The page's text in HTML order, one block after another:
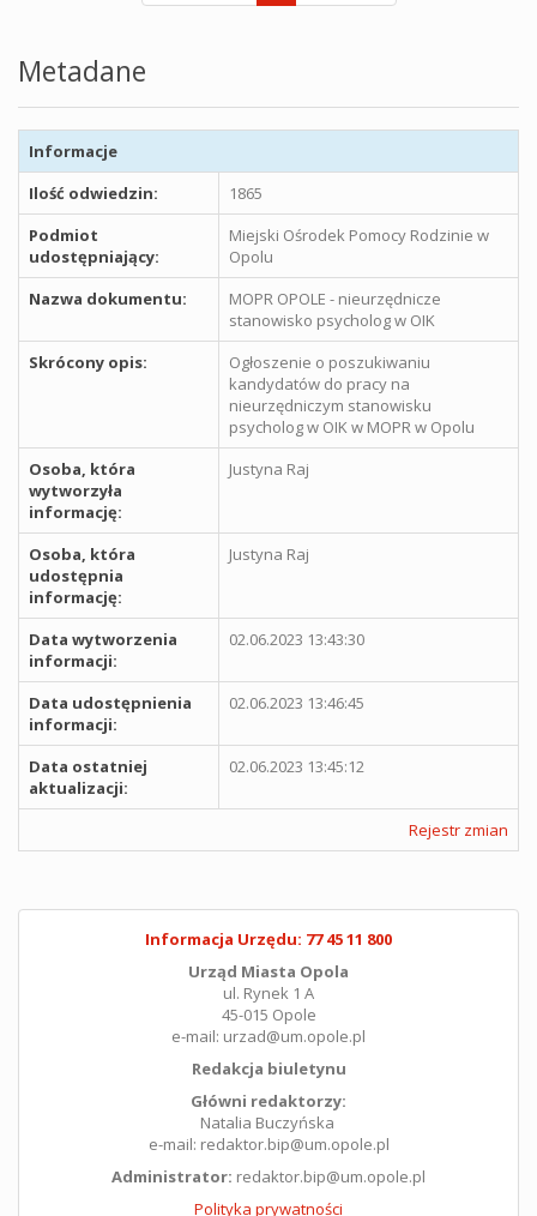
Metadane
Informacje
Ilość odwiedzin:
1865
Podmiot
udostępniający:
Miejski Ośrodek Pomocy Rodzinie w
Opolu
Nazwa dokumentu:
MOPR OPOLE - nieurzędnicze
stanowisko psycholog w OIK
Skrócony opis:
Ogłoszenie o poszukiwaniu
kandydatów do pracy na
nieurzędniczym stanowisku
psycholog w OIK w MOPR w Opolu
Osoba, która
wytworzyła
informację:
Justyna Raj
Osoba, która
udostępnia
informację:
Justyna Raj
Data wytworzenia
informacji:
02.06.2023 13:43:30
Data udostępnienia
informacji:
02.06.2023 13:46:45
Data ostatniej
aktualizacji:
02.06.2023 13:45:12
Rejestr zmian
Informacja Urzędu: 77 45 11 800
Urząd Miasta Opola
ul. Rynek 1 A
45-015 Opole
e-mail: urzad@um.opole.pl
Redakcja biuletynu
Główni redaktorzy:
Natalia Buczyńska
e-mail: redaktor.bip@um.opole.pl
Administrator: redaktor.bip@um.opole.pl
Polityka prywatności